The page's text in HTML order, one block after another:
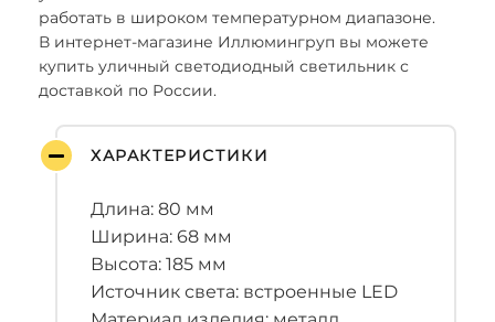
работать в широком температурном диапазоне.
В интернет-магазине Иллюмингруп вы можете
купить уличный светодиодный светильник с
доставкой по России.
ХАРАКТЕРИСТИКИ
Длина: 80 мм
Ширина: 68 мм
Высота: 185 мм
Источник света: встроенные LED